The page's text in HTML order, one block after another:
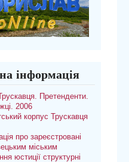
інформація
Претенденти.
2006
корпус Трускавця
про зареєстровані
міським
юстиції структурні